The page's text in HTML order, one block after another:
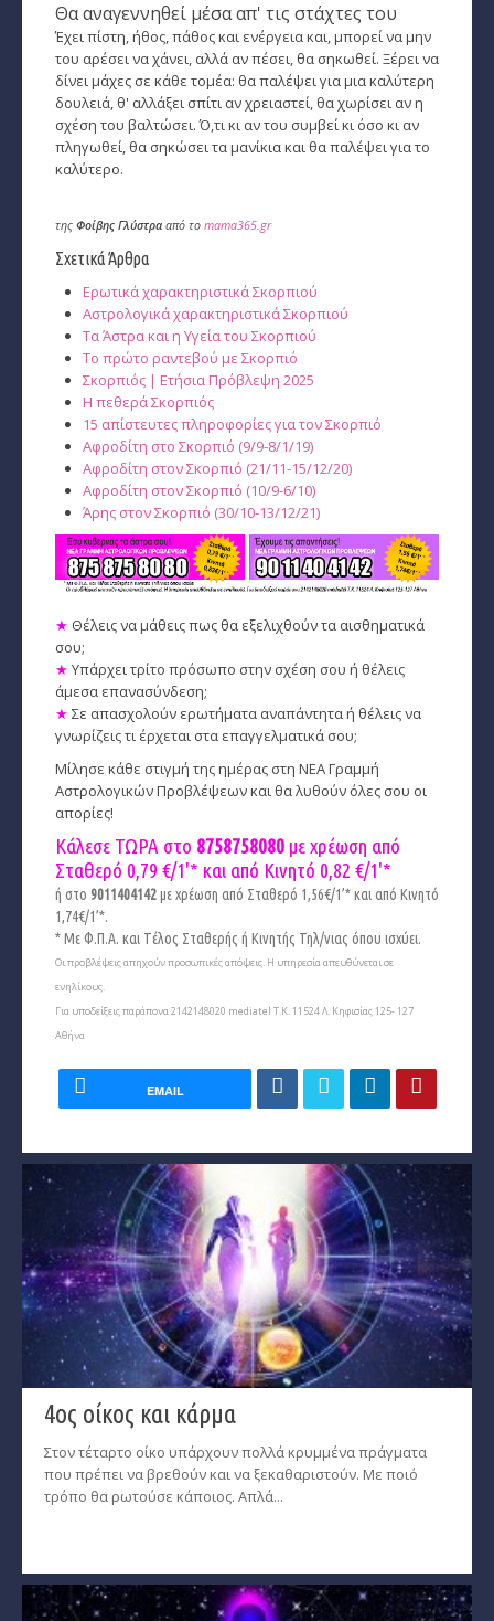
Θα αναγεννηθεί μέσα απ' τις στάχτες του
Έχει πίστη, ήθος, πάθος και ενέργεια και, μπορεί να μην
του αρέσει να χάνει, αλλά αν πέσει, θα σηκωθεί. Ξέρει να
δίνει μάχες σε κάθε τομέα: θα παλέψει για μια καλύτερη
δουλειά, θ' αλλάξει σπίτι αν χρειαστεί, θα χωρίσει αν η
σχέση του βαλτώσει. Ό,τι κι αν του συμβεί κι όσο κι αν
πληγωθεί, θα σηκώσει τα μανίκια και θα παλέψει για το
καλύτερο.
της Φοίβης Γλύστρα από το mama365.gr
Σχετικά Άρθρα
Ερωτικά χαρακτηριστικά Σκορπιού
Αστρολογικά χαρακτηριστικά Σκορπιού
Τα Άστρα και η Υγεία του Σκορπιού
Το πρώτο ραντεβού με Σκορπιό
Σκορπιός | Ετήσια Πρόβλεψη 2025
Η πεθερά Σκορπιός
15 απίστευτες πληροφορίες για τον Σκορπιό
Αφροδίτη στο Σκορπιό (9/9-8/1/19)
Αφροδίτη στον Σκορπιό (21/11-15/12/20)
Αφροδίτη στον Σκορπιό (10/9-6/10)
Άρης στον Σκορπιό (30/10-13/12/21)
★ Θέλεις να μάθεις πως θα εξελιχθούν τα αισθηματικά
σου;
★ Υπάρχει τρίτο πρόσωπο στην σχέση σου ή θέλεις
άμεσα επανασύνδεση;
★ Σε απασχολούν ερωτήματα αναπάντητα ή θέλεις να
γνωρίζεις τι έρχεται στα επαγγελματικά σου;
Μίλησε κάθε στιγμή της ημέρας στη ΝΕΑ Γραμμή
Αστρολογικών Προβλέψεων και θα λυθούν όλες σου οι
απορίες!
Κάλεσε ΤΩΡΑ στο 8758758080 με χρέωση από
Σταθερό 0,79 €/1'* και από Κινητό 0,82 €/1'*
ή στο 9011404142με χρέωση από Σταθερό 1,56€/1’* και από Κινητό
1,74€/1’*.
* Με Φ.Π.Α. και Tέλος Σταθερής ή Κινητής Τηλ/νιας όπου ισχύει.
Οι προβλέψεις απηχούν προσωπικές απόψεις. Η υπηρεσία απευθύνεται σε
ενηλίκους.
Για υποδείξεις παράπονα 2142148020 mediatel Τ.Κ. 11524 Λ. Κηφισίας 125- 127
Αθήνα
EMAIL
4ος οίκος και κάρμα
Στον τέταρτο οίκο υπάρχουν πολλά κρυμμένα πράγματα
που πρέπει να βρεθούν και να ξεκαθαριστούν. Με ποιό
τρόπο θα ρωτούσε κάποιος. Απλά...